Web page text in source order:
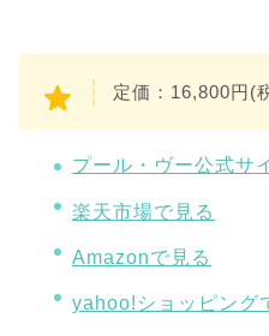
定価：16,800円(
プール・ヴー公式サ
楽天市場で見る
Amazonで見る
yahoo!ショッピング